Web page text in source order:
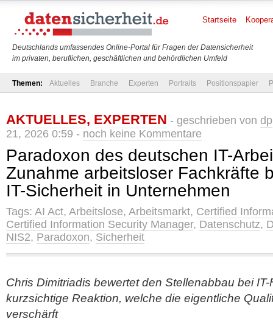
Deutschlands umfassendes Online-Portal für Fragen der Datensicherheit
im privaten, beruflichen, geschäftlichen und behördlichen Umfeld
Startseite
Themen: Aktuelles Branche Experten Portraits Positionspapier
AKTUELLES, EXPERTEN - geschrieben von dp
21, 2026 0:59 - noch keine Kommentare
Paradoxon des deutschen IT-
Zunahme arbeitsloser Fachkräfte
IT-Sicherheit in Unternehmen
Tags: AI Act, Arbeitslose, Arbeitsmarkt, Certified
Certified Information Security Manager, Datenschutz,
NIS2, Paradoxon, Sicherheit
Chris Dimitriadis bewertet den Stellenabbau bei
kurzsichtige Reaktion, welche die eigentliche
verschärft